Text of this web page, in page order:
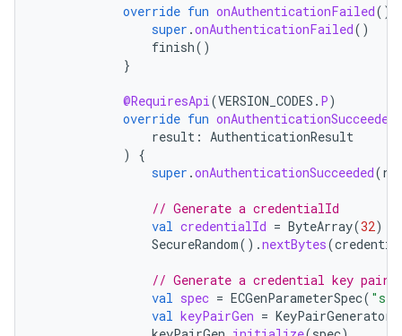
override fun onAuthenticationFailed()
super .onAuthenticationFailed()
finish()
}
@RequiresApi(VERSION_CODES . P)
override fun onAuthenticationSucceeded
result : AuthenticationResult
)
{
super .onAuthenticationSucceeded(
// Generate a credentialId
val credentialId = ByteArray(32)
SecureRandom().nextBytes(
// Generate a credential key pair
val spec = ECGenParameterSpec(
val keyPairGen = KeyPairGenerator